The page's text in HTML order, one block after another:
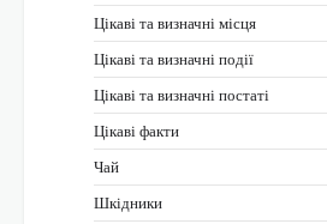
Цікаві та визначні місця
Цікаві та визначні події
Цікаві та визначні постаті
Цікаві факти
Чай
Шкідники